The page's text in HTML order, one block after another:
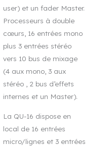
user) et un fader Master.
Processeurs à double
cœurs, 16 entrées mono
plus 3 entrées stéréo
vers 10 bus de mixage
(4 aux mono, 3 aux
stéréo , 2 bus d’effets
internes et un Master).
La QU-16 dispose en
local de 16 entrées
micro/lignes et 3 entrées